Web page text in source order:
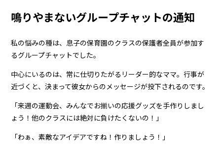
鳴りやまないグループチャットの通知
私の悩みの種は、息子の保育園のクラスの保護者全員が参加す
るグループチャットでした。
中心にいるのは、常に仕切りたがるリーダー的なママ。行事が
近づくと、決まって彼女からのメッセージが投下されるのです。
「来週の運動会、みんなでお揃いの応援グッズを手作りしまし
ょう！他のクラスには絶対に負けたくないの！」
「わぁ、素敵なアイデアですね！作りましょう！」